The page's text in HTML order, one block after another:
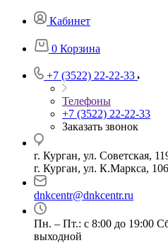
Кабинет
0 Корзина
+7 (3522) 22-22-33
Телефоны
+7 (3522) 22-22-33
Заказать звонок
г. Курган, ул. Советская,
г. Курган, ул. К.Маркса,
dnkcentr@dnkcentr.ru
Пн. – Пт.: с 8:00 до 19:00
выходной